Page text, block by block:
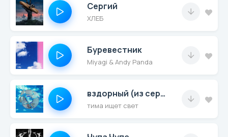
Сергий
ХЛЕБ
Буревестник
Miyagi & Andy Panda
вздорный (из сериала "СОЛДАУТ")
тима ищет свет